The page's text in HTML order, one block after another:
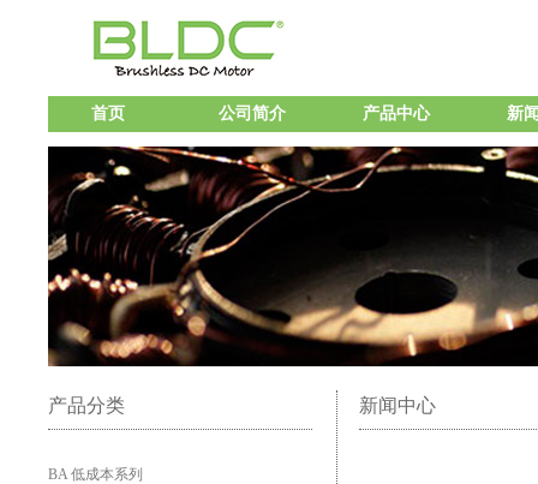
首页 公司简介 产品中心 新
产品分类
BA 低成本系列
新闻中心